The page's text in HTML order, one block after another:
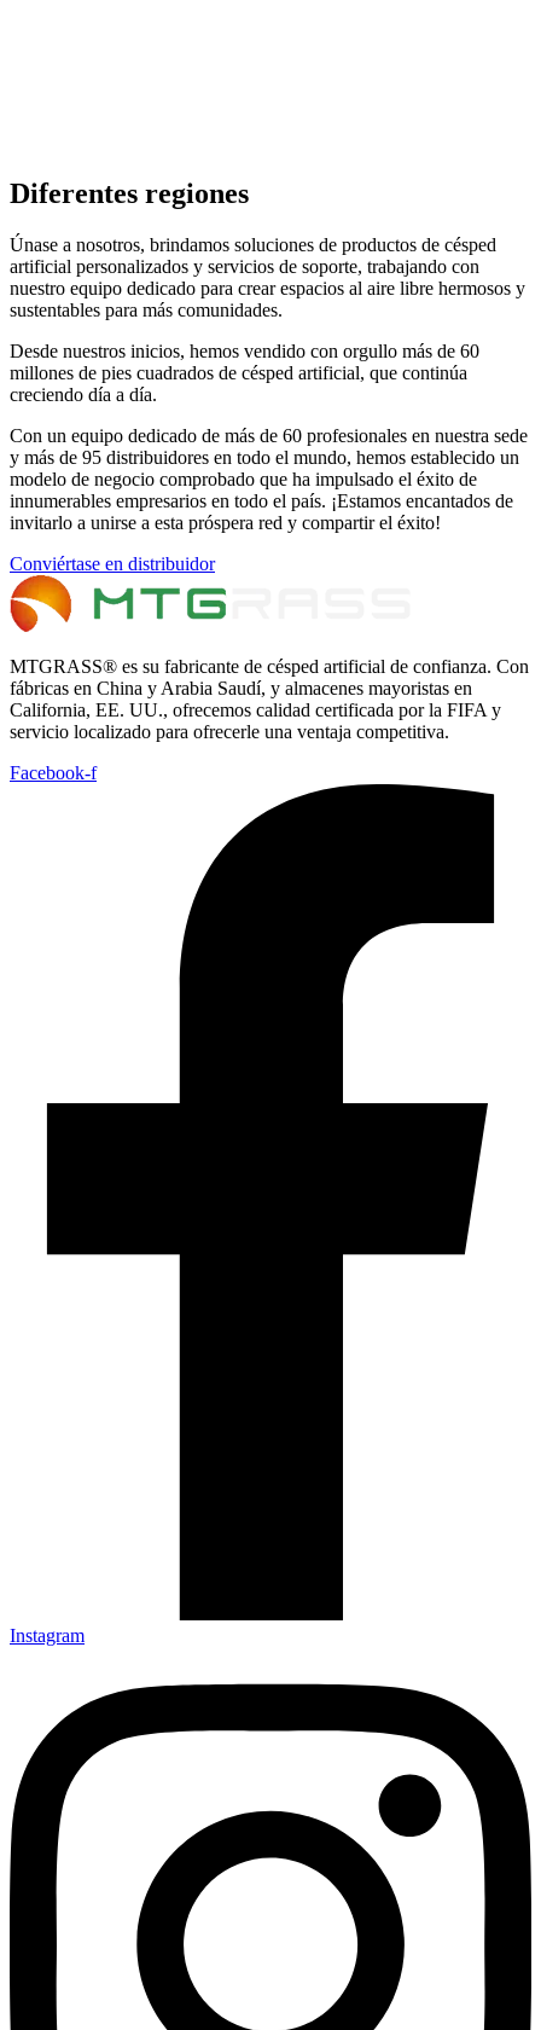
Diferentes regiones
Únase a nosotros, brindamos soluciones de productos de césped
artificial personalizados y servicios de soporte, trabajando con
nuestro equipo dedicado para crear espacios al aire libre hermosos y
sustentables para más comunidades.
Desde nuestros inicios, hemos vendido con orgullo más de 60
millones de pies cuadrados de césped artificial, que continúa
creciendo día a día.
Con un equipo dedicado de más de 60 profesionales en nuestra sede
y más de 95 distribuidores en todo el mundo, hemos establecido un
modelo de negocio comprobado que ha impulsado el éxito de
innumerables empresarios en todo el país. ¡Estamos encantados de
invitarlo a unirse a esta próspera red y compartir el éxito!
Conviértase en distribuidor
MTGRASS® es su fabricante de césped artificial de confianza. Con
fábricas en China y Arabia Saudí, y almacenes mayoristas en
California, EE. UU., ofrecemos calidad certificada por la FIFA y
servicio localizado para ofrecerle una ventaja competitiva.
Facebook-f
Instagram